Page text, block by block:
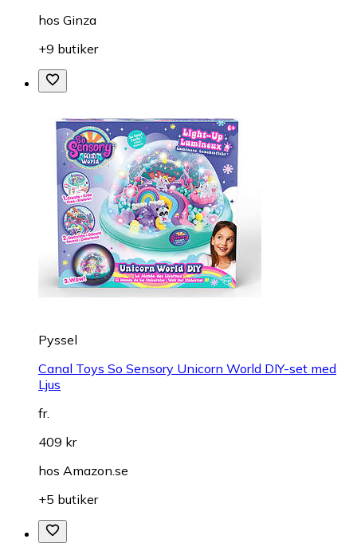
hos Ginza
+9 butiker
Pyssel
Canal Toys So Sensory Unicorn World DIY-set med
Ljus
fr.
409 kr
hos Amazon.se
+5 butiker